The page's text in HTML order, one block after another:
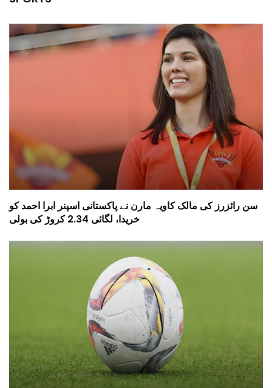
سن رائزرز کی مالک کاویہ مارن نے پاکستانی اسپنر ابرا احمد کو
خریدا، لگائی 2.34 کروڑ کی بولی